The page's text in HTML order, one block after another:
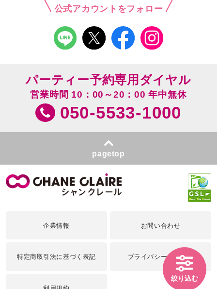
公式アカウントをフォロー
絞り込む
パーティー予約専用ダイヤル
営業時間 10：00～20：00 年中無休
050-5533-1000
pagetop
企業情報 お問い合わせ
特定商取引法に基づく表記 プライバシーポリシー